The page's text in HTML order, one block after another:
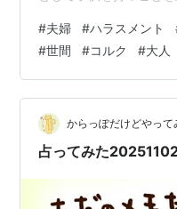
人生は人によって違い
れに対して意見やコメ
だけ であり、子供がい
ない人に対して）言う
（月賦）」の話をして
さぁ、 “貴方のところは
#夫婦 #ハラスメント
#世間 #コルク #大人
からっぽだけどやって
占ってみた